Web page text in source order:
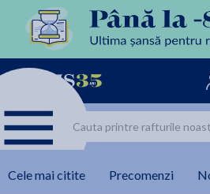
Cele mai citite Precomenzi